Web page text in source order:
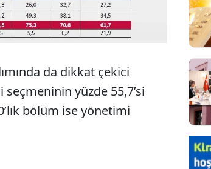
da dikkat çekici
yüzde 55,7’si
bölüm ise yönetimi